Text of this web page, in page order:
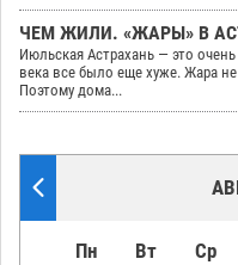
ЧЕМ ЖИЛИ. «ЖАРЫ» В
Июльская Астрахань — это
века все было еще хуже. Жара
Поэтому дома...
Пн Вт Ср